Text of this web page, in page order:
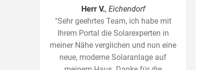
Herr V., Eichendorf
"Sehr geehrtes Team, ich habe mit
Ihrem Portal die Solarexperten in
meiner Nähe verglichen und nun eine
neue, moderne Solaranlage auf